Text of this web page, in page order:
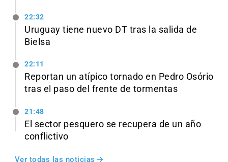
22:32
Uruguay tiene nuevo DT tras la salida de
Bielsa
22:11
Reportan un atípico tornado en Pedro Osório
tras el paso del frente de tormentas
21:48
El sector pesquero se recupera de un año
conflictivo
Ver todas las noticias